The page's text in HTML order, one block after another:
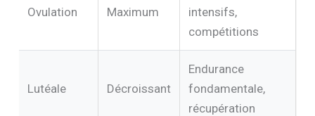
Ovulation Maximum
intensifs,
compétitions
Lutéale Décroissant
Endurance
fondamentale,
récupération